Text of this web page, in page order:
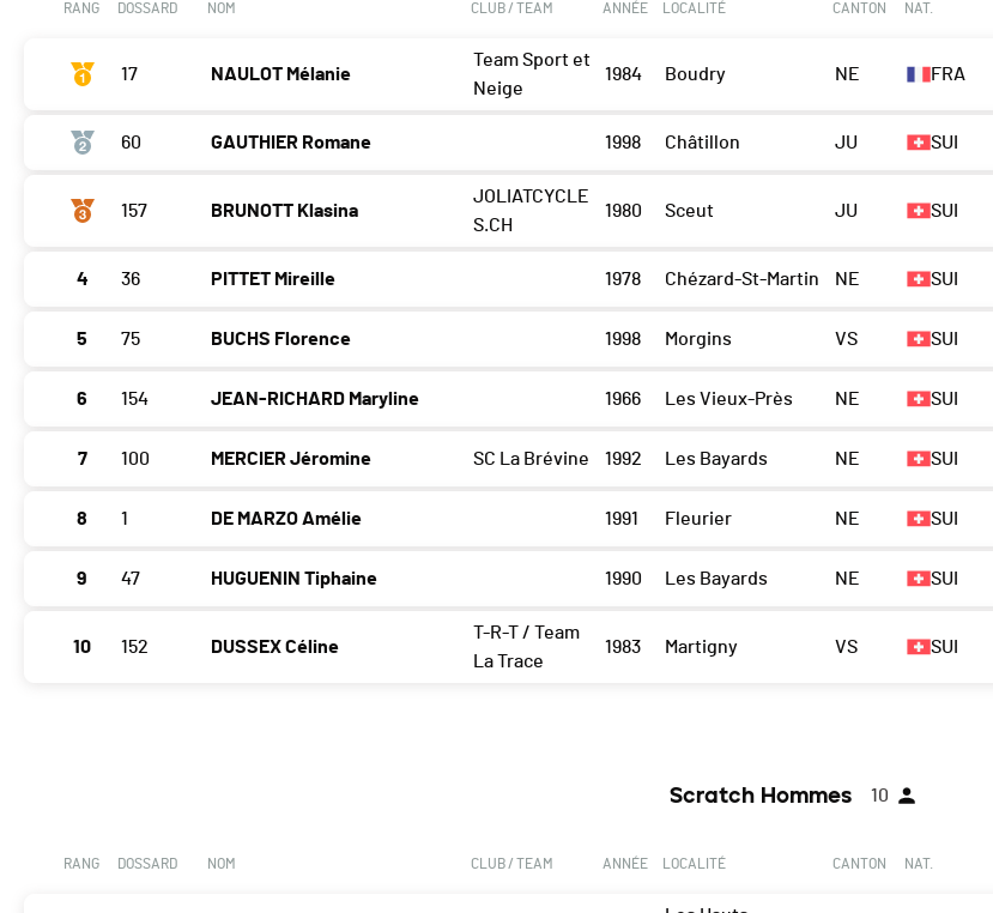
RANG DOSSARD NOM CLUB / TEAM ANNÉE LOCALITÉ CANTON NAT.
17 NAULOT Mélanie
Team Sport et
Neige
1984 Boudry NE FRA
60 GAUTHIER Romane 1998 Châtillon JU SUI
157 BRUNOTT Klasina
JOLIATCYCLE
S.CH
1980 Sceut JU SUI
4 36 PITTET Mireille 1978 Chézard-St-Martin NE SUI
5 75 BUCHS Florence 1998 Morgins VS SUI
6 154 JEAN-RICHARD Maryline 1966 Les Vieux-Près NE SUI
7 100 MERCIER Jéromine SC La Brévine 1992 Les Bayards NE SUI
8 1 DE MARZO Amélie 1991 Fleurier NE SUI
9 47 HUGUENIN Tiphaine 1990 Les Bayards NE SUI
10 152 DUSSEX Céline
T-R-T / Team
La Trace
1983 Martigny VS SUI
Scratch Hommes 10
RANG DOSSARD NOM CLUB / TEAM ANNÉE LOCALITÉ CANTON NAT.